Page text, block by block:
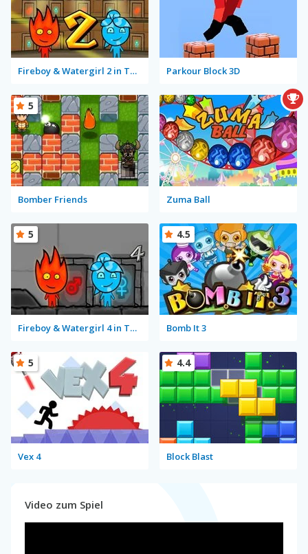
Fireboy & Watergirl 2 in The Light Temple Parkour Block 3D
Bomber Friends
5
Zuma Ball
Fireboy & Watergirl 4 in The Crystal Temple
5
Bomb It 3
4.5
Vex 4
5
Block Blast
4.4
Video zum Spiel